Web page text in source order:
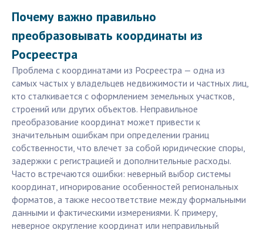
Почему важно правильно
преобразовывать координаты из
Росреестра
Проблема с координатами из Росреестра — одна из
самых частых у владельцев недвижимости и частных лиц,
кто сталкивается с оформлением земельных участков,
строений или других объектов. Неправильное
преобразование координат может привести к
значительным ошибкам при определении границ
собственности, что влечет за собой юридические споры,
задержки с регистрацией и дополнительные расходы.
Часто встречаются ошибки: неверный выбор системы
координат, игнорирование особенностей региональных
форматов, а также несоответствие между формальными
данными и фактическими измерениями. К примеру,
неверное округление координат или неправильный